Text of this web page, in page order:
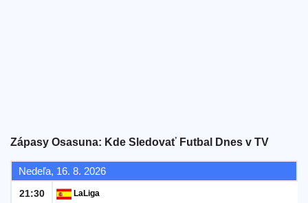
Zápasy Osasuna: Kde Sledovať Futbal Dnes v TV
Nedeľa, 16. 8. 2026
21:30 LaLiga